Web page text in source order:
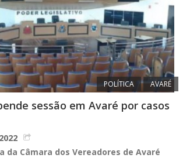
POLÍTICA AVARÉ
sessão em Avaré por casos
da Câmara dos Vereadores de Avaré